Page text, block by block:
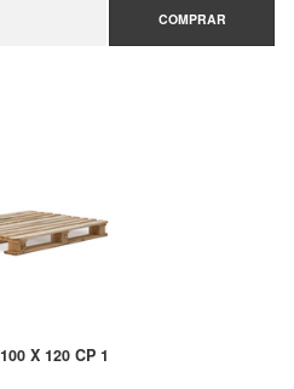
COMPRAR
X 120 CP 1